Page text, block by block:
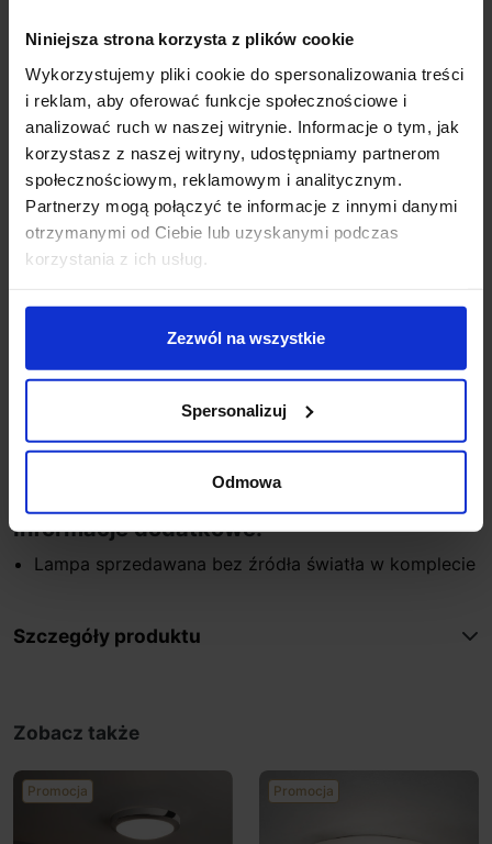
Niniejsza strona korzysta z plików cookie
Wykorzystujemy pliki cookie do spersonalizowania treści
i reklam, aby oferować funkcje społecznościowe i
analizować ruch w naszej witrynie. Informacje o tym, jak
korzystasz z naszej witryny, udostępniamy partnerom
społecznościowym, reklamowym i analitycznym.
Partnerzy mogą połączyć te informacje z innymi danymi
otrzymanymi od Ciebie lub uzyskanymi podczas
korzystania z ich usług.
Zezwól na wszystkie
Spersonalizuj
Odmowa
niej zastosować energooszczędne źródła światła typu
a tym samym znacznie obniżyć rachunki za prąd.
Dzięki podwyższonemu IP44 plafon ten może być
bezproblemowo stosowany w 2 i 3 strefie w
łazienkach.
Parametry techniczne:
Źródło światła
E27 (możliwość zastosowania
żarówki LED)
Materiałmetal/szkło
ProducentAstro Lighting
12 miesięcy
Informacje dodatkowe:
Lampa sprzedawana bez źródła światła w komplecie
Szczegóły produktu
Zobacz także
Promocja Promocja